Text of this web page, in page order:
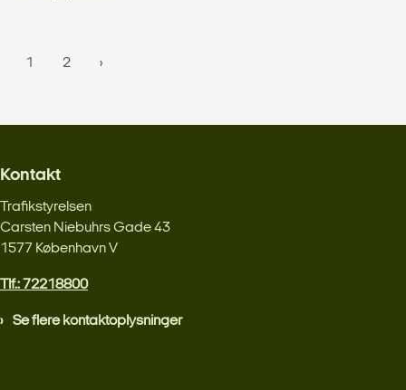
1 2
Kontakt
Trafikstyrelsen
Carsten Niebuhrs Gade 43
1577 København V
Tlf.: 72218800
Se flere kontaktoplysninger